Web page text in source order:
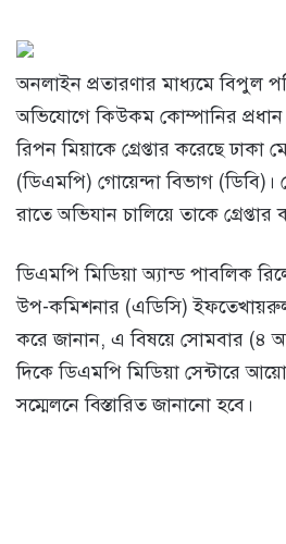
অনলাইন প্রতারণার মাধ্যমে বিপুল
অভিযোগে কিউকম কোম্পানির প্রধান
রিপন মিয়াকে গ্রেপ্তার করেছে ঢাকা
(ডিএমপি) গোয়েন্দা বিভাগ
রাতে অভিযান চালিয়ে তাকে গ্রেপ্তার
ডিএমপি মিডিয়া অ্যান্ড পাবলিক
উপ-কমিশনার (এডিসি)
করে জানান, এ বিষয়ে সোমবার (৪
দিকে ডিএমপি মিডিয়া সেন্টারে
সম্মেলনে বিস্তারিত জানানো হবে।